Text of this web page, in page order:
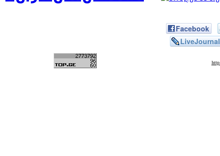
Facebook
LiveJournal